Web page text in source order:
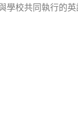
校共同執行的